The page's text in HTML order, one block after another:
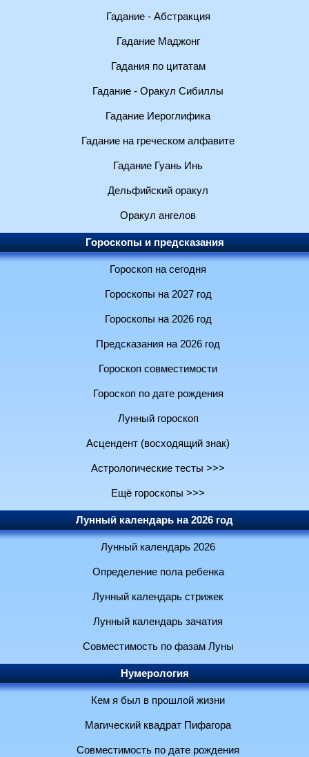
Гадание - Абстракция
Гадание Маджонг
Гадания по цитатам
Гадание - Оракул Сибиллы
Гадание Иероглифика
Гадание на греческом алфавите
Гадание Гуань Инь
Дельфийский оракул
Оракул ангелов
Гороскопы и предсказания
Гороскоп на сегодня
Гороскопы на 2027 год
Гороскопы на 2026 год
Предсказания на 2026 год
Гороскоп совместимости
Гороскоп по дате рождения
Лунный гороскоп
Асцендент (восходящий знак)
Астрологические тесты >>>
Ещё гороскопы >>>
Лунный календарь на 2026 год
Лунный календарь 2026
Определение пола ребенка
Лунный календарь стрижек
Лунный календарь зачатия
Совместимость по фазам Луны
Нумерология
Кем я был в прошлой жизни
Магический квадрат Пифагора
Совместимость по дате рождения